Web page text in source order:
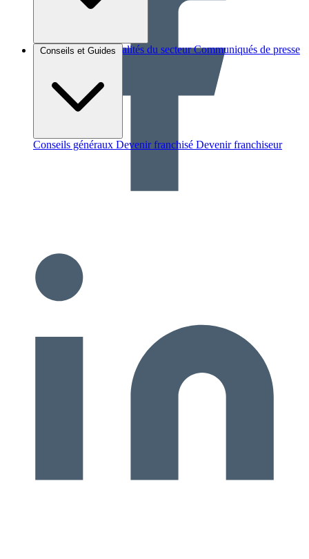
Brèves et actus Actualités du secteur Communiqués de presse
Conseils et Guides
Conseils généraux Devenir franchisé Devenir franchiseur